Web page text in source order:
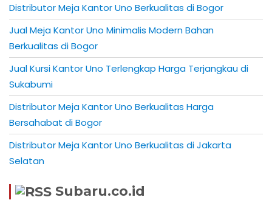
Distributor Meja Kantor Uno Berkualitas di Bogor
Jual Meja Kantor Uno Minimalis Modern Bahan
Berkualitas di Bogor
Jual Kursi Kantor Uno Terlengkap Harga Terjangkau di
Sukabumi
Distributor Meja Kantor Uno Berkualitas Harga
Bersahabat di Bogor
Distributor Meja Kantor Uno Berkualitas di Jakarta
Selatan
Subaru.co.id